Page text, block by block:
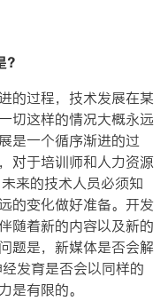
？
的过程，技术发展在某
切这样的情况大概永远
是一个循序渐进的过
对于培训师和人力资源
来的技术人员必须知
的变化做好准备。开发
随着新的内容以及新的
题是，新媒体是否会解
发育是否会以同样的
是有限的。